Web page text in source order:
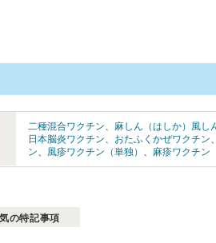
二種混合ワクチン、 麻しん（はしか）風し
日本脳炎ワクチン、 おたふくかぜワクチン、
ン、 風疹ワクチン（単独） 、 麻疹ワクチン
の特記事項